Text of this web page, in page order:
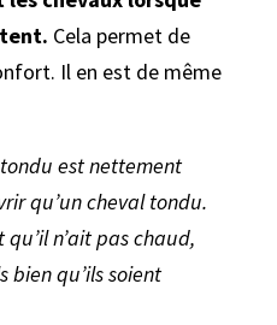
Cela permet de
Il en est de même
est nettement
qu’un cheval tondu.
n’ait pas chaud,
bien qu’ils soient